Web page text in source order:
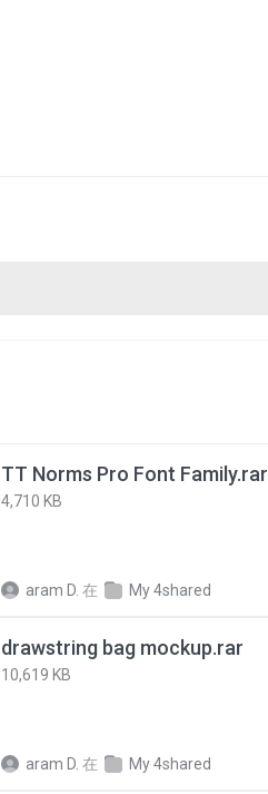
TT Norms Pro Font Family.rar
4,710 KB
aram D. 在 My 4shared
drawstring bag mockup.rar
10,619 KB
aram D. 在 My 4shared